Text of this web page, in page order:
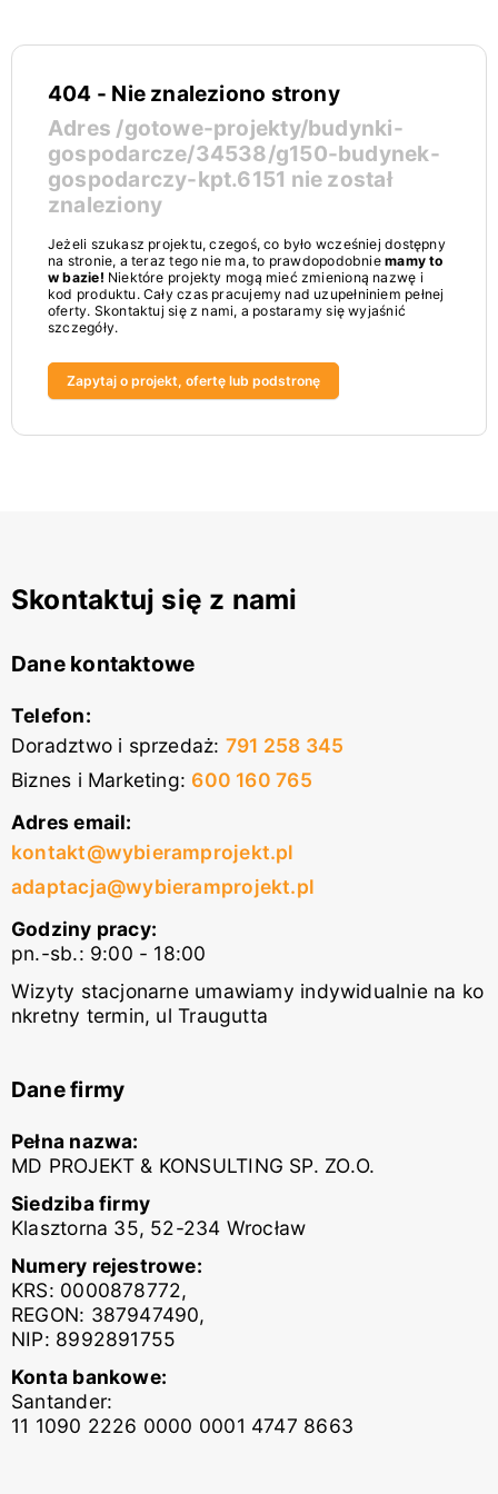
404 - Nie znaleziono strony
Adres /gotowe-projekty/budynki-
gospodarcze/34538/g150-budynek-
gospodarczy-kpt.6151 nie został
znaleziony
Jeżeli szukasz projektu, czegoś, co było wcześniej dostępny
na stronie, a teraz tego nie ma, to prawdopodobniemamy to
w bazie! Niektóre projekty mogą mieć zmienioną nazwę i
kod produktu. Cały czas pracujemy nad uzupełniniem pełnej
oferty. Skontaktuj się z nami, a postaramy się wyjaśnić
szczegóły.
Zapytaj o projekt, ofertę lub podstronę
Skontaktuj się z nami
Dane kontaktowe
Telefon:
Doradztwo i sprzedaż: 791 258 345
Biznes i Marketing: 600 160 765
Adres email:
kontakt@wybieramprojekt.pl
adaptacja@wybieramprojekt.pl
Godziny pracy:
pn.-sb.: 9:00 - 18:00
Wizyty stacjonarne umawiamy indywidualnie na ko
nkretny termin, ul Traugutta
Dane firmy
Pełna nazwa:
MD PROJEKT & KONSULTING SP. ZO.O.
Siedziba firmy
Klasztorna 35, 52-234 Wrocław
Numery rejestrowe:
KRS: 0000878772,
REGON: 387947490,
NIP: 8992891755
Konta bankowe:
Santander:
11 1090 2226 0000 0001 4747 8663